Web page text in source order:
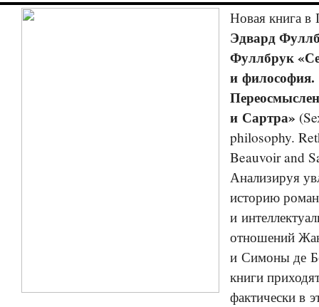
Новая книга
Эдвард
Фуллбрук
и философия.
и Сартра»
philosophy.
Beauvoir and
Анализируя
историю
и
отношений
и Симоны де
книги
фактически в